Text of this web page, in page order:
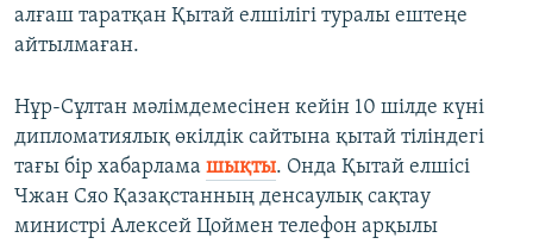
алғаш таратқан Қытай елшілігі туралы ештеңе
айтылмаған.
Нұр-Сұлтан мәлімдемесінен кейін 10 шілде күні
дипломатиялық өкілдік сайтына қытай тіліндегі
тағы бір хабарлама шықты. Онда Қытай елшісі
Чжан Сяо Қазақстанның денсаулық сақтау
министрі Алексей Цоймен телефон арқылы